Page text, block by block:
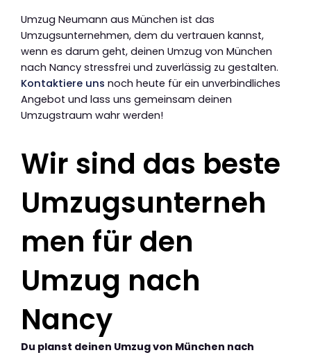
Umzug Neumann aus München ist das
Umzugsunternehmen, dem du vertrauen kannst,
wenn es darum geht, deinen Umzug von München
nach Nancy stressfrei und zuverlässig zu gestalten.
Kontaktiere uns noch heute für ein unverbindliches
Angebot und lass uns gemeinsam deinen
Umzugstraum wahr werden!
Wir sind das beste
Umzugsunterneh
men für den
Umzug nach
Nancy
Du planst deinen Umzug von München nach